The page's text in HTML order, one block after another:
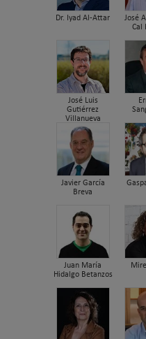
Dr. Iyad Al-Attar
José
Cal
José Luis
Gutiérrez
Villanueva
Javier García
Breva
Juan María
Hidalgo Betanzos